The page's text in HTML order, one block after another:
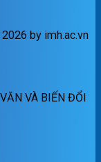
by imh.ac.vn
VÀ BIẾN ĐỔI